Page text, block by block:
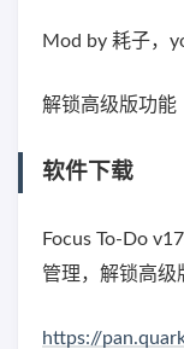
Mod by 耗子，
解锁高级版功能
软件下载
Focus To-Do
管理，解锁高级
https://